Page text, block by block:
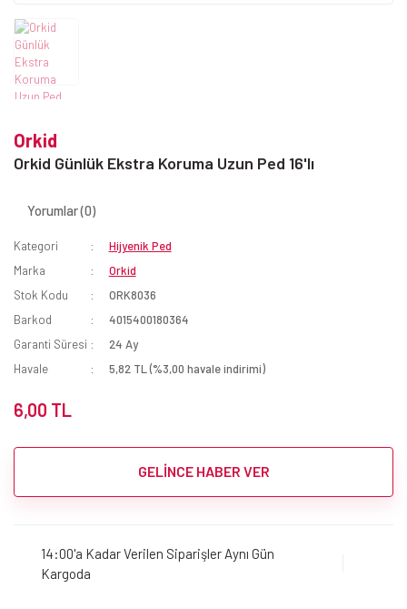
Orkid
Orkid Günlük Ekstra Koruma Uzun Ped 16'lı
Yorumlar (0)
Kategori
Hijyenik Ped
Marka
Orkid
Stok Kodu
ORK8036
Barkod
4015400180364
Garanti Süresi
24 Ay
Havale
5,82 TL (%3,00 havale indirimi)
6,00 TL
GELİNCE HABER VER
14:00'a Kadar Verilen Siparişler Aynı Gün
Kargoda